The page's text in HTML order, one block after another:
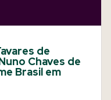
de
Chaves de
Brasil em